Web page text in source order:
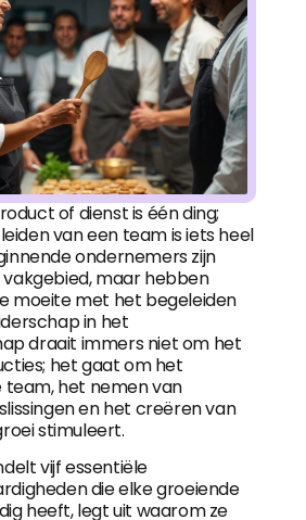
of dienst is één ding;
van een team is iets heel
ondernemers zijn
maar hebben
moeite met het begeleiden
in het
draait immers niet om het
het gaat om het
team, het nemen van
en het creëren van
stimuleert.
vijf essentiële
die elke groeiende
heeft, legt uit waarom ze